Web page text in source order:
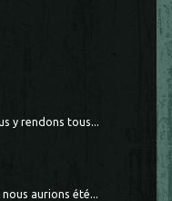
y rendons tous...
aurions été...